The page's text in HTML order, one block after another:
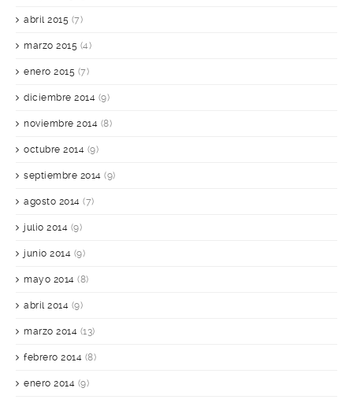
abril 2015 (7)
marzo 2015 (4)
enero 2015 (7)
diciembre 2014 (9)
noviembre 2014 (8)
octubre 2014 (9)
septiembre 2014 (9)
agosto 2014 (7)
julio 2014 (9)
junio 2014 (9)
mayo 2014 (8)
abril 2014 (9)
marzo 2014 (13)
febrero 2014 (8)
enero 2014 (9)